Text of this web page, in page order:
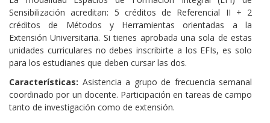
Sensibilización acreditan: 5 créditos de Referencial II + 2
créditos de Métodos y Herramientas orientadas a la
Extensión Universitaria. Si tienes aprobada una sola de estas
unidades curriculares no debes inscribirte a los EFIs, es solo
para los estudianes que deben cursar las dos.
Características: Asistencia a grupo de frecuencia semanal
coordinado por un docente. Participación en tareas de campo
tanto de investigación como de extensión.